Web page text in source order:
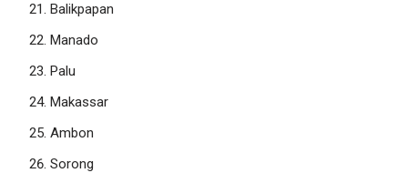
Balikpapan
Manado
Palu
Makassar
Ambon
Sorong